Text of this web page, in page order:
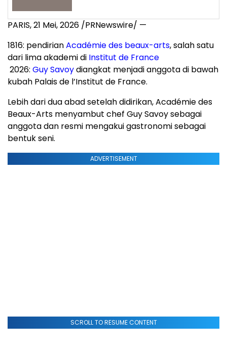
PARIS,21 Mei, 2026 /PRNewswire/ —
1816: pendirianAcadémie des beaux-arts, salah satu
dari lima akademi di Institut de France
2026: Guy Savoydiangkat menjadi anggota di bawah
kubah Palais de l’Institut de France.
Lebih dari dua abad setelah didirikan, Académie des
Beaux-Arts menyambut chef Guy Savoy sebagai
anggota dan resmi mengakui gastronomi sebagai
bentuk seni.
ADVERTISEMENT
SCROLL TO RESUME CONTENT